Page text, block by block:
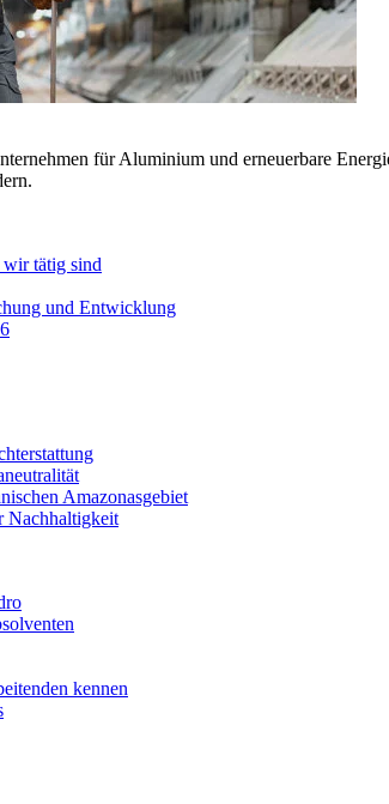
für Aluminium und erneuerbare
tätig sind
und Entwicklung
Amazonasgebiet
Nachhaltigkeit
kennen